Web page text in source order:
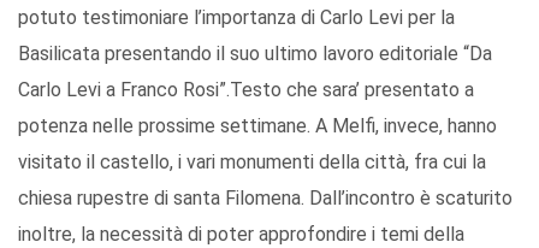
potuto testimoniare l’importanza di Carlo Levi per la
Basilicata presentando il suo ultimo lavoro editoriale “Da
Carlo Levi a Franco Rosi”.Testo che sara’ presentato a
potenza nelle prossime settimane. A Melfi, invece, hanno
visitato il castello, i vari monumenti della città, fra cui la
chiesa rupestre di santa Filomena. Dall’incontro è scaturito
inoltre, la necessità di poter approfondire i temi della